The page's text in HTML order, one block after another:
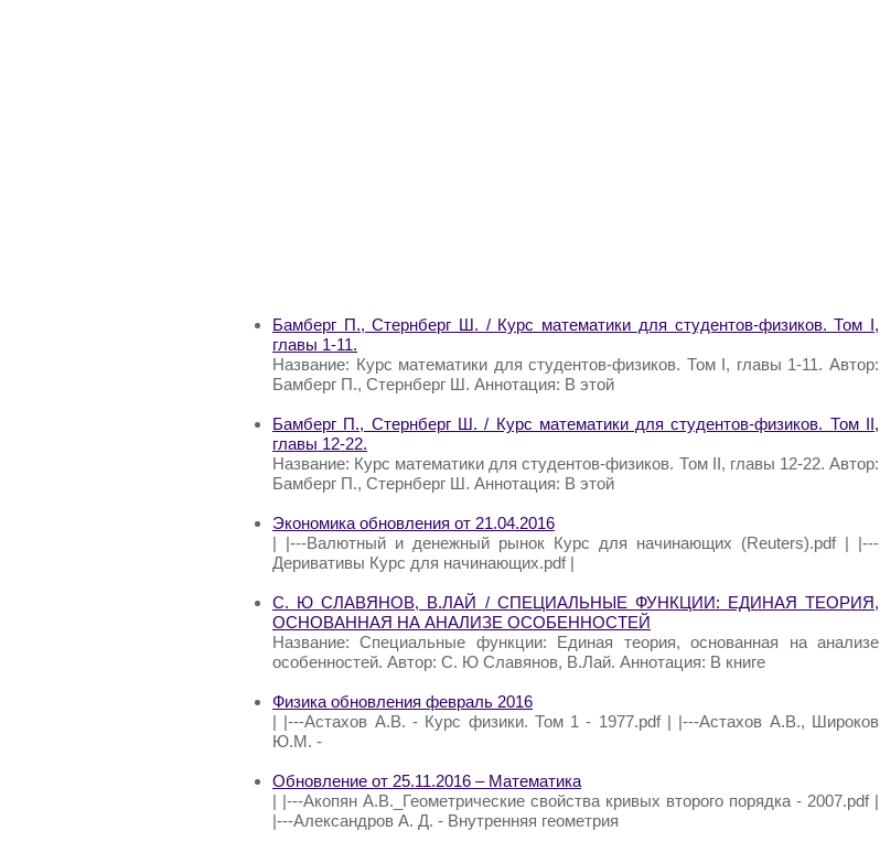
Бамберг П., Стернберг Ш. / Курс математики для студентов-физиков. Том I,
главы 1-11.
Название: Курс математики для студентов-физиков. Том I, главы 1-11. Автор:
Бамберг П., Стернберг Ш. Аннотация: В этой
Бамберг П., Стернберг Ш. / Курс математики для студентов-физиков. Том II,
главы 12-22.
Название: Курс математики для студентов-физиков. Том II, главы 12-22. Автор:
Бамберг П., Стернберг Ш. Аннотация: В этой
Экономика обновления от 21.04.2016
| |---Валютный и денежный рынок Курс для начинающих (Reuters).pdf | |---
Деривативы Курс для начинающих.pdf |
С. Ю СЛАВЯНОВ, В.ЛАЙ / СПЕЦИАЛЬНЫЕ ФУНКЦИИ: ЕДИНАЯ ТЕОРИЯ,
ОСНОВАННАЯ НА АНАЛИЗЕ ОСОБЕННОСТЕЙ
Название: Специальные функции: Единая теория, основанная на анализе
особенностей. Автор: С. Ю Славянов, В.Лай. Аннотация: В книге
Физика обновления февраль 2016
| |---Астахов А.В. - Курс физики. Том 1 - 1977.pdf | |---Астахов А.В., Широков
Ю.М. -
Обновление от 25.11.2016 – Математика
| |---Акопян А.В._Геометрические свойства кривых второго порядка - 2007.pdf |
|---Александров А. Д. - Внутренняя геометрия